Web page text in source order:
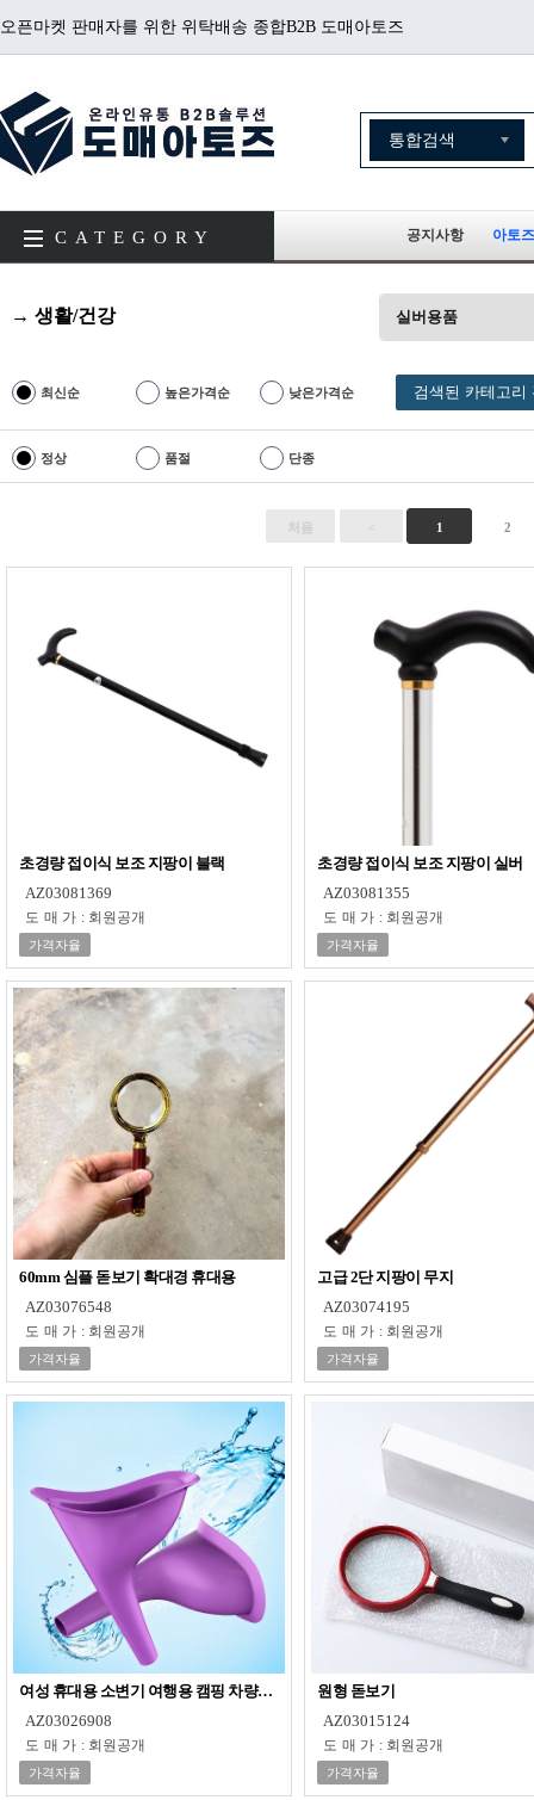
오픈마켓 판매자를 위한 위탁배송 종합B2B 도매아토즈
CATEGORY 공지사항 아토
→ 생활/건강 실버용품
최신순 높은가격순 낮은가격순 검색된 카테고리
정상 품절 단종
처음 < 1 2
초경량 접이식 보조 지팡이 블랙
AZ03081369
도매가 : 회원공개
가격자율
초경량 접이식 보조 지팡이 실버
AZ03081355
도매가 : 회원공개
가격자율
60mm 심플 돋보기 확대경 휴대용
AZ03076548
도매가 : 회원공개
가격자율
고급 2단 지팡이 무지
AZ03074195
도매가 : 회원공개
가격자율
여성 휴대용 소변기 여행용 캠핑 차량용 실리콘 비상용 소변기
AZ03026908
도매가 : 회원공개
가격자율
원형 돋보기
AZ03015124
도매가 : 회원공개
가격자율